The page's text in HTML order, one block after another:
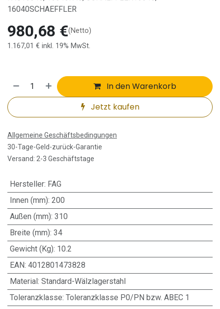
16040SCHAEFFLER
980,68 €(Netto)
1.167,01 € inkl. 19% MwSt.
In den Warenkorb
Jetzt kaufen
Allgemeine Geschäftsbedingungen
30-Tage-Geld-zurück-Garantie
Versand: 2-3 Geschäftstage
Hersteller: FAG
Innen (mm): 200
Außen (mm): 310
Breite (mm): 34
Gewicht (Kg): 10.2
EAN: 4012801473828
Material: Standard-Wälzlagerstahl
Toleranzklasse: Toleranzklasse P0/PN bzw. ABEC 1